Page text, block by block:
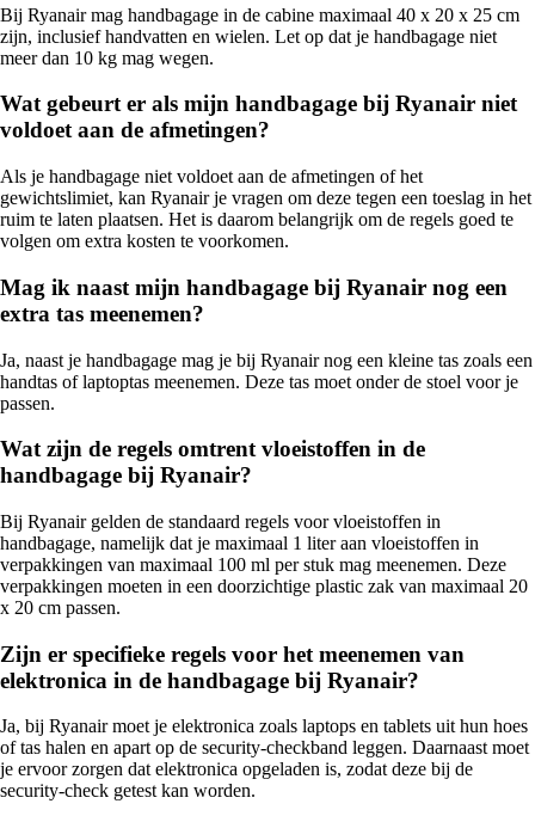
Bij Ryanair mag handbagage in de cabine maximaal 40 x 20 x 25 cm
zijn, inclusief handvatten en wielen. Let op dat je handbagage niet
meer dan 10 kg mag wegen.
Wat gebeurt er als mijn handbagage bij Ryanair niet
voldoet aan de afmetingen?
Als je handbagage niet voldoet aan de afmetingen of het
gewichtslimiet, kan Ryanair je vragen om deze tegen een toeslag in het
ruim te laten plaatsen. Het is daarom belangrijk om de regels goed te
volgen om extra kosten te voorkomen.
Mag ik naast mijn handbagage bij Ryanair nog een
extra tas meenemen?
Ja, naast je handbagage mag je bij Ryanair nog een kleine tas zoals een
handtas of laptoptas meenemen. Deze tas moet onder de stoel voor je
passen.
Wat zijn de regels omtrent vloeistoffen in de
handbagage bij Ryanair?
Bij Ryanair gelden de standaard regels voor vloeistoffen in
handbagage, namelijk dat je maximaal 1 liter aan vloeistoffen in
verpakkingen van maximaal 100 ml per stuk mag meenemen. Deze
verpakkingen moeten in een doorzichtige plastic zak van maximaal 20
x 20 cm passen.
Zijn er specifieke regels voor het meenemen van
elektronica in de handbagage bij Ryanair?
Ja, bij Ryanair moet je elektronica zoals laptops en tablets uit hun hoes
of tas halen en apart op de security-checkband leggen. Daarnaast moet
je ervoor zorgen dat elektronica opgeladen is, zodat deze bij de
security-check getest kan worden.